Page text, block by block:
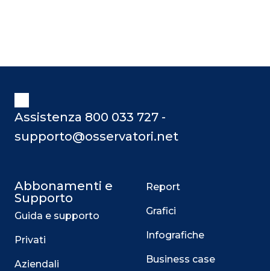
Assistenza 800 033 727 -
supporto@osservatori.net
Abbonamenti e
Supporto
Guida e supporto
Privati
Aziendali
Report
Grafici
Infografiche
Business case